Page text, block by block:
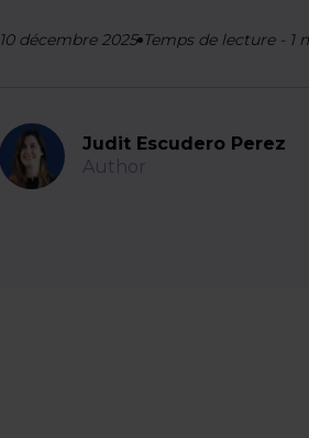
10 décembre 2025 Temps de lecture- 1
Judit Escudero Perez
Author